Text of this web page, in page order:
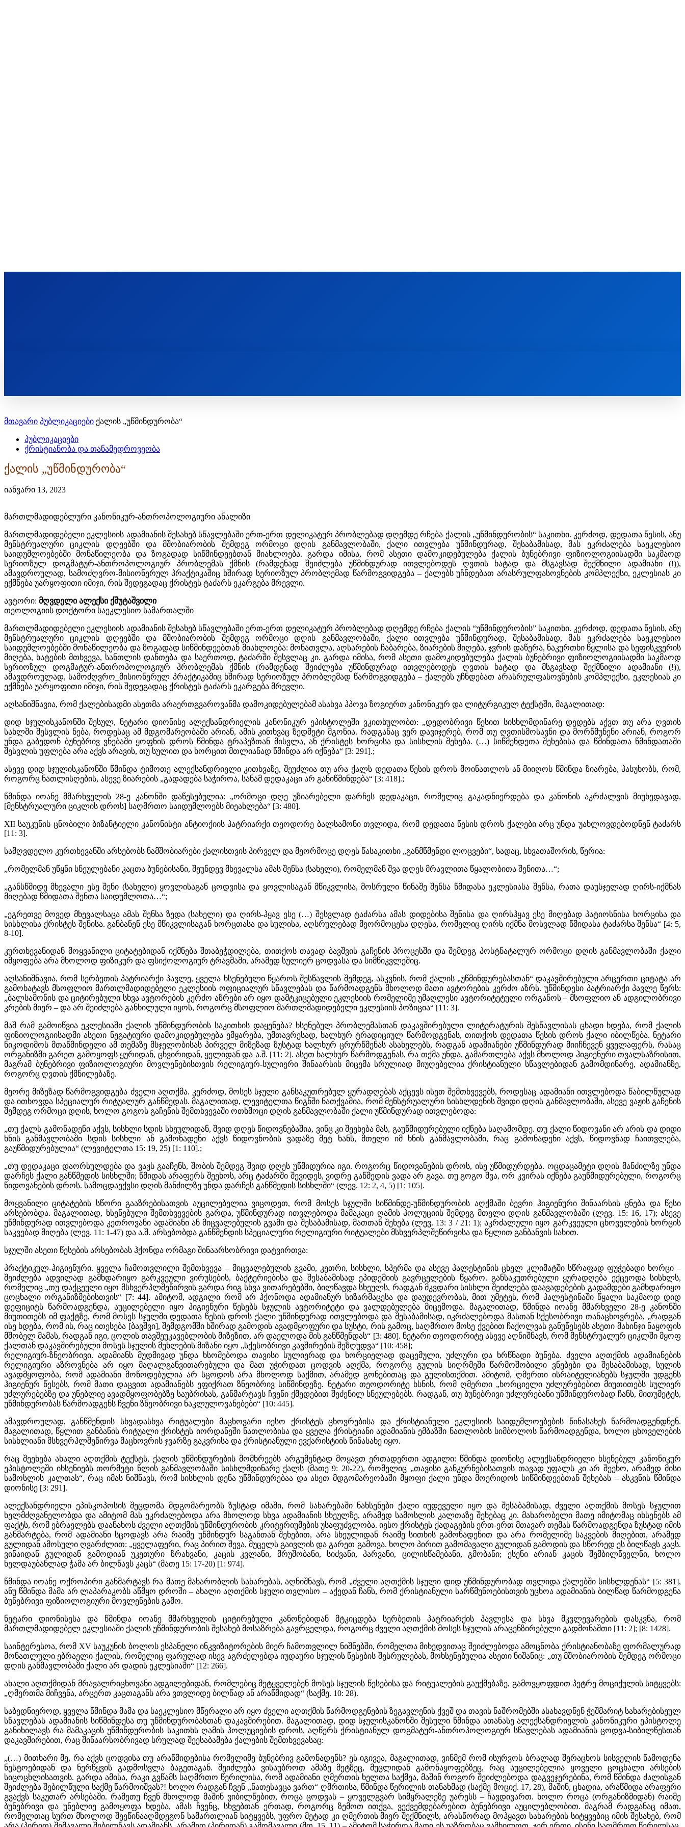
მთავარი პუბლიკაციები ქალის „უწმინდურობა“
პუბლიკაციები
ქრისტიანობა და თანამედროვეობა
ქალის „უწმინდურობა“
იანვარი 13, 2023
მართლმადიდებლური კანონიკურ-ანთროპოლოგიური ანალიზი
მართლმადიდებელი ეკლესიის ადამიანის შესახებ სწავლებაში ერთ-ერთ დელიკატურ პრობლებად დღემდე რჩება ქალის „უწმინდურობის“ საკითხი. კერძოდ, დედათა წესის, ანუ
მენსტრუალური ციკლის დღეებში და მშობიარობის შემდეგ ორმოცი დღის განმავლობაში, ქალი ითვლება უწმინდურად, შესაბამისად, მას ეკრძალება საეკლესიო
საიდუმლოებებში მონაწილეობა და ზოგადად სიწმინდეებთან მიახლოება. გარდა იმისა, რომ ასეთი დამოკიდებულება ქალის ბუნებრივი ფიზიოლოგიისადმი საკმაოდ
სერიოზულ დოგმატურ-ანთროპოლოგიურ პრობლემას ქმნის (რამდენად შეიძლება უწმინდურად ითვლებოდეს ღვთის ხატად და მსგავსად შექმნილი ადამიანი (!)),
ამავდროულად, სამოძღვრო-მისიონერულ პრაქტიკაშიც ხშირად სერიოზულ პრობლემად წარმოგვიდგება – ქალებს უჩნდებათ არასრულფასოვნების კომპლექსი, ეკლესიას კი
ექმნება უარყოფითი იმიჯი, რის შედეგადაც ქრისტეს ტაძარს ეკარგება მრევლი.
ავტორი: მღვდელი ალექსი ქშუტაშვილი
თეოლოგიის დოქტორი საეკლესიო სამართალში
მართლმადიდებელი ეკლესიის ადამიანის შესახებ სწავლებაში ერთ-ერთ დელიკატურ პრობლებად დღემდე რჩება ქალის “უწმინდურობის” საკითხი. კერძოდ, დედათა წესის, ანუ
მენსტრუალური ციკლის დღეებში და მშობიარობის შემდეგ ორმოცი დღის განმავლობაში, ქალი ითვლება უწმინდურად, შესაბამისად, მას ეკრძალება საეკლესიო
საიდუმლოებებში მონაწილეობა და ზოგადად სიწმინდეებთან მიახლოება: მონათვლა, აღსარების ჩაბარება, ზიარების მიღება, ჯვრის დაწერა, ნაკურთხი წყლისა და სეფისკვერის
მიღება, ხატების მთხვევა, სანთლის დანთება და საერთოდ, ტაძარში შესვლაც კი. გარდა იმისა, რომ ასეთი დამოკიდებულება ქალის ბუნებრივი ფიზიოლოგიისადმი საკმაოდ
სერიოზულ დოგმატურ-ანთროპოლოგიურ პრობლემას ქმნის (რამდენად შეიძლება უწმინდურად ითვლებოდეს ღვთის ხატად და მსგავსად შექმნილი ადამიანი (!)),
ამავდროულად, სამოძღვრო_მისიონერულ პრაქტიკაშიც ხშირად სერიოზულ პრობლემად წარმოგვიდგება – ქალებს უჩნდებათ არასრულფასოვნების კომპლექსი, ეკლესიას კი
ექმნება უარყოფითი იმიჯი, რის შედეგადაც ქრისტეს ტაძარს ეკარგება მრევლი.
აღსანიშნავია, რომ ქალებისადმი ასეთმა არაერთგვაროვანმა დამოკიდებულებამ ასახვა ჰპოვა ზოგიერთ კანონიკურ და ლიტურგიკულ ტექსტში, მაგალითად:
დიდ სჯულისკანონში შესულ, ნეტარი დიონისე ალექსანდრიელის კანონიკურ ეპისტოლეში ვკითხულობთ: „დედობრივი წესით სისხლმდინარე დედებს აქვთ თუ არა ღვთის
სახლში შესვლის ნება, როდესაც ამ მდგომარეობაში არიან, ამის კითხვაც ზედმეტი მგონია. რადგანაც ვერ დავიჯერებ, რომ თუ ღვთისმოსავნი და მორწმუნენი არიან, როგორ
უნდა გაბედონ ბუნებრივ ვნებაში ყოფნის დროს წმინდა ტრაპეზთან მისვლა, ან ქრისტეს ხორცისა და სისხლის შეხება. (…) სიწმენდეთა შეხებისა და წმინდათა წმინდათაში
შესვლის უფლება არა აქვს არავის, თუ სულით და ხორცით მთლიანად წმინდა არ იქნება“ [3: 291].;
ასევე დიდ სჯულისკანონში წმინდა ტიმოთე ალექსანდრიელი კითხვაზე, შეუძლია თუ არა ქალს დედათა წესის დროს მოინათლოს ან მიიღოს წმინდა ზიარება, პასუხობს, რომ,
როგორც ნათლისღების, ასევე ზიარების „გადადება საჭიროა, სანამ დედაკაცი არ განიწმინდება“ [3: 418].;
წმინდა იოანე მმარხველის 28-ე კანონში დაწესებულია: „ორმოცი დღე უზიარებელი დარჩეს დედაკაცი, რომელიც გაკადნიერდება და კანონის აკრძალვის მიუხედავად,
[მენსტრუალური ციკლის დროს] საღმრთო საიდუმლოებს მიეახლება“ [3: 480].
XII საუკუნის ცნობილი ბიზანტიელი კანონისტი ანტიოქიის პატრიარქი თეოდორე ბალსამონი თვლიდა, რომ დედათა წესის დროს ქალები არც უნდა უახლოვდებოდნენ ტაძარს
[11: 3].
სამღვდელო კურთხევანში არსებობს ნამშობიარები ქალისთვის პირველ და მეორმოცე დღეს წასაკითხი „განმწმენდი ლოცვები“, სადაც, სხვათაშორის, წერია:
„რომელმან უწყნი სნეულებანი კაცთა ბუნებისანი, შეუნდევ მხევალსა ამას შენსა (სახელი), რომელმან შვა დღეს მრავლითა წყალობითა შენითა…“;
„განსწმიდე მხევალი ესე შენი (სახელი) ყოვლისაგან ცოდვისა და ყოვლისაგან მწიკვლისა, მოსრული წინაშე შენსა წმიდასა ეკლესიასა შენსა, რათა დაუსჯელად ღირს-იქმნას
მიღებად წმიდათა შენთა საიდუმლოთა…“;
„ეგრეთვე მოვედ მხევალსაცა ამას შენსა ზედა (სახელი) და ღირს-ჰყავ ესე (…) შესვლად ტაძარსა ამას დიდებისა შენისა და ღირსჰყავ ესე მიღებად პატიოსნისა ხორცისა და
სისხლისა ქრისტეს შენისა. განბანენ ესე მწიკვლისაგან ხორცთასა და სულისა, აღსრულებად მეორმოცესა დღესა, რომელიც ღირს იქმნა მოსვლად წმიდასა ტაძარსა შენსა“ [4: 5,
8-10].
კურთხევანიდან მოყვანილი ციტატებიდან იქმნება შთაბეჭდილება, თითქოს თავად ბავშვის გაჩენის პროცესში და შემდეგ პოსტნატალურ ორმოცი დღის განმავლობაში ქალი
იმყოფება არა მხოლოდ ფიზიკურ და ფსიქოლოგიურ ტრავმაში, არამედ სულიერ ცოდვასა და სიმწიკვლეშიც.
აღსანიშნავია, რომ სერბეთის პატრიარქი პავლე, ყველა ხსენებული წყაროს შესწავლის შემდეგ, ასკვნის, რომ ქალის „უწმინდურებასთან“ დაკავშირებული არცერთი ციტატა არ
გამოხატავს მსოფლიო მართლმადიდებელი ეკლესიის ოფიციალურ სწავლებას და წარმოადგენს მხოლოდ მათი ავტორების კერძო აზრს. უწმინდესი პატრიარქი პავლე წერს:
„ბალსამონის და ციტირებული სხვა ავტორების კერძო აზრები არ იყო დამტკიცებული ეკლესიის რომელიმე უმაღლესი ავტორიტეტული ორგანოს – მსოფლიო ან ადგილობრივი
კრების მიერ – და არ შეიძლება განხილული იყოს, როგორც მსოფლიო მართლმადიდებელი ეკლესიის პოზიცია“ [11: 3].
მაშ რამ გამოიწვია ეკლესიაში ქალის უწმინდურობის საკითხის დაყენება? ხსენებულ პრობლემასთან დაკავშირებული ლიტერატურის შესწავლისას ცხადი ხდება, რომ ქალის
ფიზიოლოგიისადმი ასეთი ნეგატიური დამოკიდებულება ემყარება, უმთავრესად, ხალხურ ტრადიციულ წარმოდგენას, თითქოს დედათა წესის დროს ქალი იბილწება. ნეტარი
ნიკოდიმოს მთაწმინდელი ამ თემაზე მსჯელობისას პირველ მიზეზად ზუსტად ხალხურ ცრურწმენას ასახელებს, რადგან ადამიანები უწმინდურად მიიჩნევენ ყველაფერს, რასაც
ორგანიზმი გარეთ გამოყოფს ყურიდან, ცხვირიდან, ყელიდან და ა.შ. [11: 2]. ასეთ ხალხურ წარმოდგენას, რა თქმა უნდა, გამართლება აქვს მხოლოდ ჰიგიენური თვალსაზრისით,
მაგრამ ბუნებრივი ფიზიოლოგიური მოვლენებისთვის რელიგიურ-სულიერი შინაარსის მიცემა სრულიად მიუღებელია ქრისტიანული სწავლებიდან გამომდინარე, ადამიანზე,
როგორც ღვთის ქმნილებაზე.
მეორე მიზეზად წარმოგვიდგება ძველი აღთქმა. კერძოდ, მოსეს სჯული განსაკუთრებულ ყურადღებას აქცევს ისეთ შემთხვევებს, როდესაც ადამიანი ითვლებოდა წაბილწულად
და ითხოვდა სპეციალურ რიტუალურ განწმედას. მაგალითად, ლევიტელთა წიგნში ნათქვამია, რომ მენსტრუალური სისხლდენის შვიდი დღის განმავლობაში, ასევე ვაჟის გაჩენის
შემდეგ ორმოცი დღის, ხოლო გოგოს გაჩენის შემთხვევაში ოთხმოცი დღის განმავლობაში ქალი უწმინდურად ითვლებოდა:
„თუ ქალს გამონადენი აქვს, სისხლი სდის სხეულიდან, შვიდ დღეს წიდოვნებაშია, ვინც კი შეეხება მას, გაუწმიდურებული იქნება საღამომდე. თუ ქალი წიდოვანი არ არის და დიდი
ხნის განმავლობაში სდის სისხლი ან გამონადენი აქვს წიდოვნობის ვადაზე მეტ ხანს, მთელი იმ ხნის განმავლობაში, რაც გამონადენი აქვს, წიდოვნად ჩაითვლება,
გაუწმიდურებულია“ (ლევიტელთა 15: 19, 25) [1: 110].;
„თუ დედაკაცი დაორსულდება და ვაჟს გააჩენს, შობის შემდეგ შვიდ დღეს უწმიდურია იგი. როგორც წიდოვანების დროს, ისე უწმიდურდება. ოცდაცამეტი დღის მანძილზე უნდა
დარჩეს ქალი განწმედის სისხლში; წმიდას არაფერს შეეხოს, არც ტაძარში შევიდეს, ვიდრე გაწმედის ვადა არ გავა. თუ გოგო შვა, ორ კვირას იქნება გაუწმიდურებული, როგორც
წიდოვანების დროს. სამოცდაექვსი დღის მანძილზე უნდა დარჩეს განწმედის სისხლში“ (ლევ. 12: 2, 4, 5) [1: 105].
მოყვანილი ციტატების სწორი გააზრებისათვის აუცილებელია ვიცოდეთ, რომ მოსეს სჯულში სიწმინდე-უწმინდურობის აღქმაში ბევრი ჰიგიენური შინაარსის ცნება და წესი
არსებობდა. მაგალითად, ხსენებული შემთხვევების გარდა, უწმინდურად ითვლებოდა მამაკაცი ღამის პოლუციის შემდეგ მთელი დღის განმავლობაში (ლევ. 15: 16, 17); ასევე
უწმინდურად ითვლებოდა კეთროვანი ადამიანი ან მიცვალებულის გვამი და შესაბამისად, მათთან შეხება (ლევ. 13: 3 / 21: 1); აკრძალული იყო გარკვეული ცხოველების ხორცის
საკვებად მიღება (ლევ. 11: 1-47) და ა.შ. არსებობდა განწმენდის სპეციალური რელიგიური რიტუალები მსხვერპლშეწირვისა და წყლით განბანვის სახით.
სჯულში ასეთი წესების არსებობას ჰქონდა ორმაგი შინაარსობრივი დატვირთვა:
პრაქტიკულ-ჰიგიენური. ყველა ჩამოთვლილი შემთხვევა – მიცვალებულის გვამი, კეთრი, სისხლი, სპერმა და ასევე პალესტინის ცხელ კლიმატში სწრაფად ფუჭებადი ხორცი –
შეიძლება ადვილად გამხდარიყო გარკვეული ვირუსების, ბაქტერიებისა და შესაბამისად ეპიდემიის გავრცელების წყარო. განსაკუთრებული ყურადღება ექცეოდა სისხლს,
რომელიც „თუ დაქცეული იყო მსხვერპლშეწირვის გარდა რიგ სხვა ვითარებებში, ბილწავდა სხეულს, რადგან მკვდარი სისხლი შეიძლება დაავადებების გადამდები გამხდარიყო
ცოცხალი ორგანიზმებისთვის“ [7: 44]. ამიტომ, ადგილი რომ არ ჰქონოდა ადამიანურ სიზარმაცესა და დაუდევრობას, მით უმეტეს, რომ პალესტინაში წყალი საკმაოდ დიდ
დეფიციტს წარმოადგენდა, აუცილებელი იყო ჰიგიენური წესებს სჯულის ავტორიტეტი და ვალდებულება მიცემოდა. მაგალითად, წმინდა იოანე მმარხველი 28-ე კანონში
მიუთითებს იმ ფაქტზე, რომ მოსეს სჯულში დედათა წესის დროს ქალი უწმინდურად ითვლებოდა და შესაბამისად, იკრძალებოდა მასთან სქესობრივი თანაცხოვრება, „რადგან
ისე ხდება, რომ ის, რაც ითესება [ბავშვი], შემდგომში ხშირად გამოდის ავადმყოფური და სუსტი, რის გამოც, საღმრთო მოსე ქვებით ჩაქოლვას განუწესებს ასეთი მახინჯი ნაყოფის
მშობელ მამას, რადგან იგი, ცოლის თავშეუკავებლობის მიზეზით, არ დაელოდა მის განწმენდას“ [3: 480]. ნეტარი თეოდორიტე ასევე აღნიშნავს, რომ მენსტრუალურ ციკლში მყოფ
ქალთან დაკავშირებული მოსეს სჯულის მუხლების მიზანი იყო „სქესობრივი კავშირების შეზღუდვა“ [10: 458];
რელიგიურ-ზნეობრივი. ადამიანს მუდმივად უნდა ხსომებოდა თავისი სულიერად და ხორციელად დაცემული, უძლური და ხრწნადი ბუნება. ძველი აღთქმის ადამიანების
რელიგიური აზროვნება არ იყო მაღალგანვითარებული და მათ უჭირდათ ცოდვის აღქმა, როგორც გულის სიღრმეში წარმოშობილი ვნებები და შესაბამისად, სულის
ავადმყოფობა, რომ ადამიანი მოწოდებულია არ სცოდოს არა მხოლოდ საქმით, არამედ გონებითაც და გულისთქმით. ამიტომ, ღმერთი ისრაიტელიანებს სჯულში უდგენს
ჰიგიენურ წესებს, რომ მათი დაცვით ადამიანებს ეფიქრათ ზნეობრივ სიწმინდეზე. ნეტარი თეოდორიტე ხსნის, რომ ღმერთი „ხორციელი უძლურებებით მიუთითებს სულიერ
უძლურებებზე და უნებლიე ავადმყოფობებზე საუბრისას, განმარტავს ჩვენი ქმედებით შეძენილ სნეულებებს. რადგან, თუ ბუნებრივი უძლურებანი უწმინდურობად ჩანს, მითუმეტეს,
უწმინდურობას წარმოადგენს ჩვენი ზნეობრივი ნაკლულოვანებები“ [10: 445].
ამავდროულად, განწმენდის სხვადასხვა რიტუალები მაცხოვარი იესო ქრისტეს ცხოვრებისა და ქრისტიანული ეკლესიის საიდუმლოებების წინასახეს წარმოადგენდნენ.
მაგალითად, წყლით განბანის რიტუალი ქრისტეს იორდანეში ნათლობისა და ყველა ქრისტიანი ადამიანის ემბაზში ნათლობის სიმბოლოს წარმოადგენდა, ხოლო ცხოველების
სისხლიანი მსხვერპლშეწირვა მაცხოვრის ჯვარზე გაკვრისა და ქრისტიანული ევქარისტიის წინასახე იყო.
რაც შეეხება ახალი აღთქმის ტექსტს, ქალის უწმინდურების მომხრეებს არგუმენტად მოყავთ ერთადერთი ადგილი: წმინდა დიონისე ალექსანდრიელი ხსენებულ კანონიკურ
ეპისტოლეში იხსენიებს თორმეტი წლის განმავლობაში სისხლმდინარე ქალს (მათე 9: 20-22), რომელიც „თავისი განკურნებისათვის თავად უფალს კი არ შეეხო, არამედ მისი
სამოსლის კალთას“, რაც იმას ნიშნავს, რომ სისხლის დენა უწმინდურებაა და ასეთ მდგომარეობაში მყოფი ქალი უნდა მოერიდოს სიწმინდეებთან შეხებას – ასკვნის წმინდა
დიონისე [3: 291].
ალექსანდრიელი ეპისკოპოსის შეცდომა მდგომარეობს ზუსტად იმაში, რომ სახარებაში ნახსენები ქალი იუდეველი იყო და შესაბამისად, ძველი აღთქმის მოსეს სჯულით
ხელმძღვანელობდა და ამიტომ მას ეკრძალებოდა არა მხოლოდ სხვა ადამიანის სხეულზე, არამედ სამოსლის კალთაზე შეხებაც კი. მახარობელი მათე იმიტომაც იხსენებს ამ
ფაქტს, რომ ებრაელებს დაანახოს ძველი აღთქმის უწმინდურობის კრიტერიუმების უსაფუძვლობა. იესო ქრისტეს ქადაგების ერთ-ერთ მთავარ თემას წარმოადგენდა ზუსტად იმის
განმარტება, რომ ადამიანი სცოდავს არა რაიმე უწმინდურ საგანთან შეხებით, არა სხეულიდან რაიმე სითხის გამონადენით და არა რომელიმე საკვების მიღებით, არამედ
გულიდან ამოსული ღვარძლით: „ყველაფერი, რაც პირით შევა, მუცელს გაივლის და გარეთ გამოვა. ხოლო პირით გამომავალი გულიდან გამოდის და სწორედ ეს ბილწავს კაცს.
ვინაიდან გულიდან გამოდიან უკეთური ზრახვანი, კაცის კვლანი, მრუშობანი, სიძვანი, პარვანი, ცილისწამებანი, გმობანი; ესენი არიან კაცის შემბილწველნი, ხოლო
ხელდაუბანლად ჭამა არ ბილწავს კაცს“ (მათე 15: 17-20) [1: 974].
წმინდა იოანე ოქროპირი განმარტავს რა მათე მახარობლის სახარებას, აღნიშნავს, რომ „ძველი აღთქმის სჯული დიდ უწმინდურობად თვლიდა ქალებში სისხლდენას“ [5: 381],
ანუ წმინდა მამა არ ლაპარაკობს აწმყო დროში – ახალი აღთქმის სჯული თვლისო – აქედან ჩანს, რომ ქრისტიანული სარწმუნოებისთვის უცხოა ადამიანის ბილწად წარმოდგენა
ბუნებრივი ფიზიოლოგიური მოვლენების გამო.
ნეტარი დიონისესა და წმინდა იოანე მმარხველის ციტირებული კანონებიდან მტკიცდება სერბეთის პატრიარქის პავლესა და სხვა მკვლევარების დასკვნა, რომ
მართლმადიდებელ ეკლესიაში ქალის უწმინდურობის შესახებ მოსაზრება გავრცელდა, როგორც ძველი აღთქმის მოსეს სჯულის არაცენზირებული გადმონაშთი [11: 2]; [8: 1428].
საინტერესოა, რომ XV საუკუნის ბოლოს ესპანელი ინკვიზიტორების მიერ ჩამოთვლილ ნიშნებში, რომელთა მიხედვითაც შეიძლებოდა ამოცნობა ქრისტიანობაზე ფორმალურად
მონათლული ებრაელი ქალის, რომელიც ფარულად ისევ აგრძელებდა იუდაური სჯულის წესების შესრულებას, მოხსენებულია ასეთი ნიშანიც: „თუ მშობიარობის შემდეგ ორმოცი
დღის განმავლობაში ქალი არ დადის ეკლესიაში“ [12: 266].
ახალი აღთქმიდან მრავალრიცხოვანი ადგილებიდან, რომლებიც მეტყველებენ მოსეს სჯულის წესებისა და რიტუალების გაუქმებაზე, გამოვყოფდით პეტრე მოციქულის სიტყვებს:
„ღმერთმა მიჩვენა, არცერთ კაცთაგანს არა ვთვლიდე ბილწად ან არაწმიდად“ (საქმე. 10: 28).
საბედნიეროდ, ყველა წმინდა მამა და საეკლესიო მწერალი არ იყო ძველი აღთქმის წარმოდგენების ზეგავლენის ქვეშ და თავის ნაშრომებში ასახავდნენ ჭეშმარიტ სახარებისეულ
სწავლებას ადამიანის სიწმინდესა თუ უწმინდურობასთან დაკავშირებით. მაგალითად, დიდ სჯულისკანონში შესული წმინდა ათანასე ალექსანდრიელის კანონიკური ეპისტოლე
განიხილავს რა მამაკაცის უწმინდურობის საკითხს ღამის პოლუციების დროს, აღწერს ქრისტიანულ დოგმატურ-ანთროპოლოგიურ სწავლებას ადამიანის ცოდვა-სიბილწესთან
დაკავშირებით, რაც შინაარსობრივად სრულად შეესაბამება ქალების შემთხვევასაც:
„(…) მითხარი მე, რა აქვს ცოდვისა თუ არაწმიდებისა რომელიმე ბუნებრივ გამონადენს? ეს იგივეა, მაგალითად, ვინმემ რომ ისურვოს ბრალად შერაცხოს სისველის წამოდენა
ნესტოებიდან და ნერწყვის გადმოსვლა ბაგეთაგან. შეიძლება ვისაუბროთ ამაზე მეტზეც, მუცლიდან გამონაყოფებზეც, რაც აუცილებელია ყოველი ცოცხალი არსების
სიცოცხლისათვის. გარდა ამისა, რაკი გვწამს საღმრთო წერილისა, რომ ადამიანი ღმერთის ხელთა საქმეა, მაშინ როგორ შეიძლებოდა დაგვეჯერებინა, რომ წმინდა ძალისგან
შეიძლება შებილწული საქმე წარმოიშვას?! ხოლო რადგან ჩვენ „ნათესავცა ვართ“ ღმრთისა, წმინდა წერილის თანახმად (საქმე მოციქ. 17, 28), მაშინ, ცხადია, არაწმიდა არაფერი
გვაქვს საკუთარ არსებაში. რამეთუ ჩვენ მხოლოდ მაშინ ვიბილწებით, როცა ცოდვას – ყოველგვარ სიმყრალეზე უარესს – ჩავდივართ. ხოლო როცა (ორგანიზმიდან) რაიმე
ბუნებრივი და უნებლიე გამოყოფა ხდება, ამას ჩვენც, სხვებთან ერთად, როგორც ზემოთ ითქვა, ვექვემდებარებით ბუნებრივი აუცილებლობით. მაგრამ რადგანაც იმათ,
რომელთაც სურთ მხოლოდ შეეწინააღმდეგონ სამართლიან სიტყვებს, უფრო მეტად კი ღმერთის მიერ შექმნილს, არასწორად მოჰყავთ სახარების სიტყვებიც იმის შესახებ, რომ